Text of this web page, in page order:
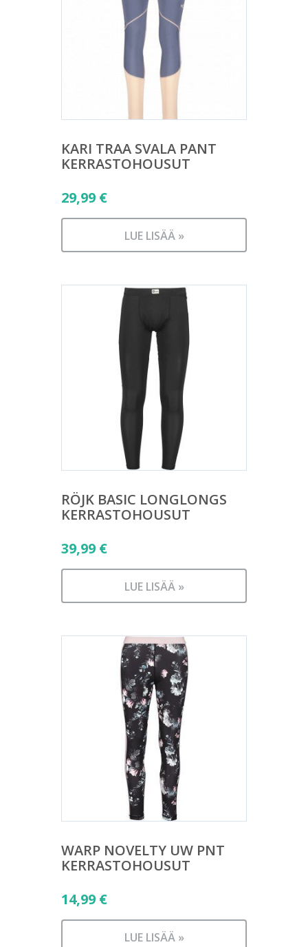
KARI TRAA SVALA PANT
KERRASTOHOUSUT
29,99 €
LUE LISÄÄ »
RÖJK BASIC LONGLONGS
KERRASTOHOUSUT
39,99 €
LUE LISÄÄ »
WARP NOVELTY UW PNT
KERRASTOHOUSUT
14,99 €
LUE LISÄÄ »